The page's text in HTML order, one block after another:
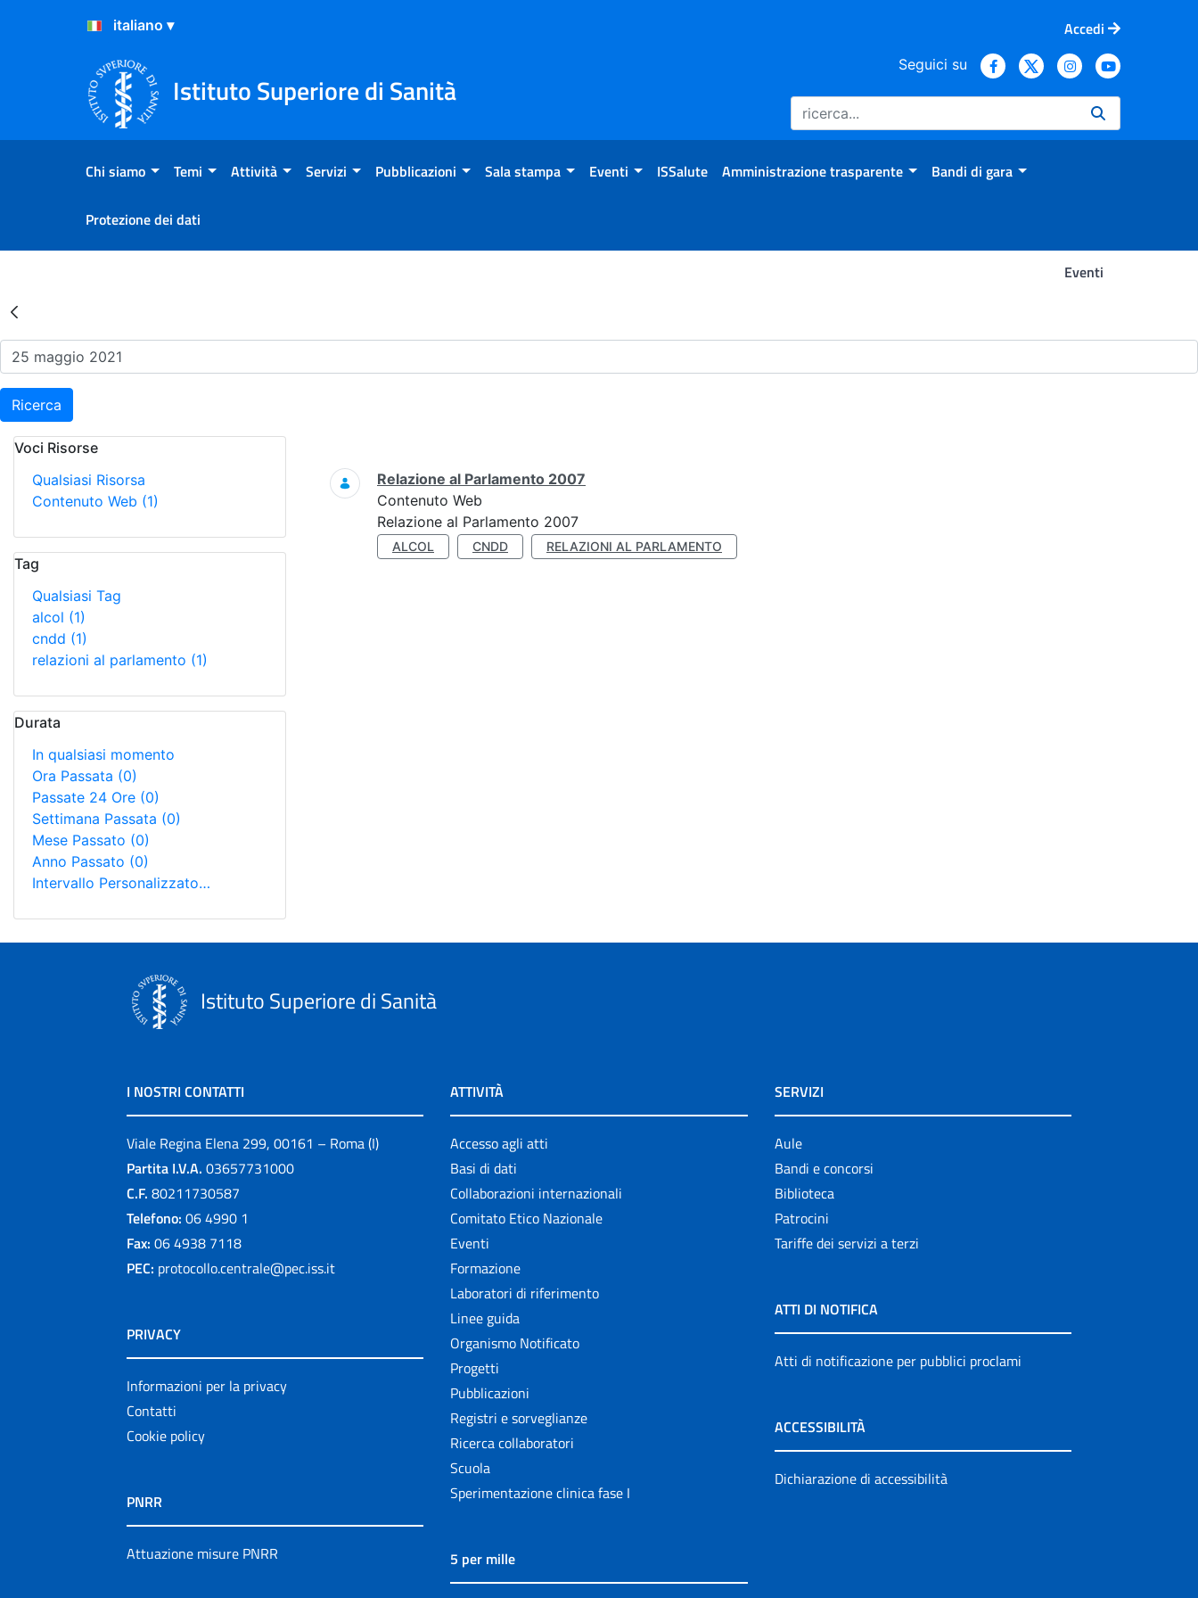
Salta al Contenuto
Salta al Footer
Accedi
Istituto Superiore di Sanità
Seguici su
Chi siamo Temi Attività Servizi Pubblicazioni Sala stampa Eventi ISSalute Amministrazione trasparente Bandi di gara
Protezione dei dati
Eventi
Risultati della Ricerca - Eventi
Ricerca
Voci Risorse
Qualsiasi Risorsa
Contenuto Web (1)
Tag
Qualsiasi Tag
alcol (1)
cndd (1)
relazioni al parlamento (1)
Durata
In qualsiasi momento
Ora Passata (0)
Passate 24 Ore (0)
Settimana Passata (0)
Mese Passato (0)
Anno Passato (0)
Intervallo Personalizzato…
Ricerca
Relazione al Parlamento 2007
Contenuto Web
Relazione al Parlamento 2007
ALCOL CNDD RELAZIONI AL PARLAMENTO
Istituto Superiore di Sanità
I NOSTRI CONTATTI
Viale Regina Elena 299, 00161 – Roma (I)
Partita I.V.A. 03657731000
C.F. 80211730587
Telefono: 06 4990 1
Fax: 06 4938 7118
PEC: protocollo.centrale@pec.iss.it
PRIVACY
Informazioni per la privacy
Contatti
Cookie policy
PNRR
Attuazione misure PNRR
ATTIVITÀ
Accesso agli atti
Basi di dati
Collaborazioni internazionali
Comitato Etico Nazionale
Eventi
Formazione
Laboratori di riferimento
Linee guida
Organismo Notificato
Progetti
Pubblicazioni
Registri e sorveglianze
Ricerca collaboratori
Scuola
Sperimentazione clinica fase I
5 per mille
SERVIZI
Aule
Bandi e concorsi
Biblioteca
Patrocini
Tariffe dei servizi a terzi
ATTI DI NOTIFICA
Atti di notificazione per pubblici proclami
ACCESSIBILITÀ
Dichiarazione di accessibilità